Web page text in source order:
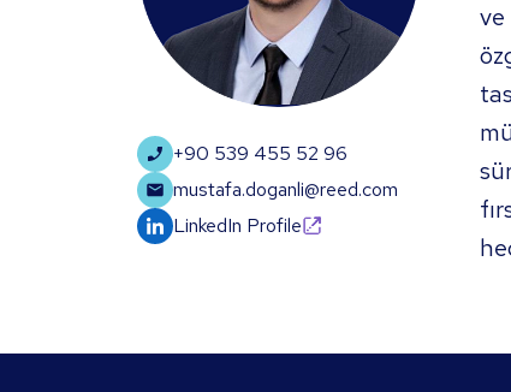
+90 539 455 52 96
mustafa.doganli@reed.com
LinkedIn Profile
ve